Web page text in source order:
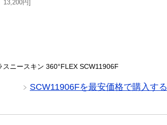
13,200円
ニースキン 360°FLEX SCW11906F
SCW11906Fを最安価格で購入する